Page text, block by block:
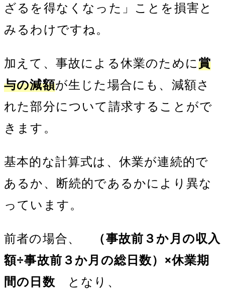
ざるを得なくなった」ことを損害と
みるわけですね。
加えて、事故による休業のために賞
与の減額が生じた場合にも、減額さ
れた部分について請求することがで
きます。
基本的な計算式は、休業が連続的で
あるか、断続的であるかにより異な
っています。
前者の場合、
（事故前３か月の収入
額÷事故前３か月の総日数）×休業期
間の日数 となり、